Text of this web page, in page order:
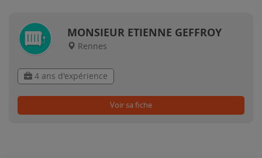
MONSIEUR ETIENNE GEFFROY
Rennes
4 ans d'expérience
Voir sa fiche